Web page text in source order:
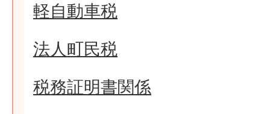
軽自動車税
法人町民税
税務証明書関係